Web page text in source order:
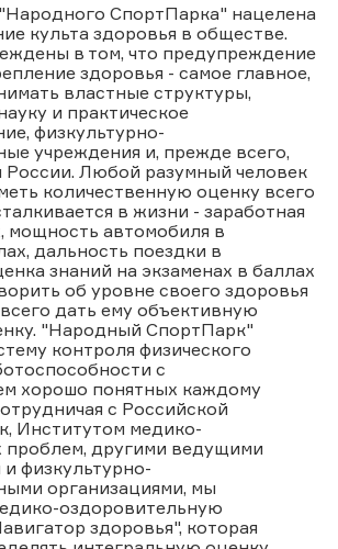
СпортПарка" нацелена
культа здоровья в обществе.
в том, что предупреждение
здоровья - самое главное,
властные структуры,
и практическое
физкультурно-
учреждения и, прежде всего,
России. Любой разумный человек
количественную оценку всего
в жизни - заработная
мощность автомобиля в
дальность поездки в
знаний на экзаменах в баллах
об уровне своего здоровья
дать ему объективную
"Народный СпортПарк"
контроля физического
с
хорошо понятных каждому
с Российской
Институтом медико-
проблем, другими ведущими
физкультурно-
организациями, мы
оздоровительную
здоровья", которая